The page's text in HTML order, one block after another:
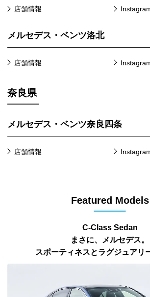
店舗情報
メルセデス・ベンツ洛北
店舗情報
奈良県
メルセデス・ベンツ奈良四条
店舗情報
Featured Models
C-Class Sedan
まさに、メルセデス。
スポーティネスとラグジュアリ